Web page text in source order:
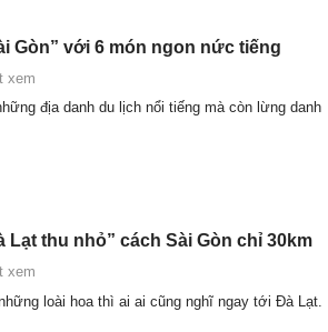
Gòn” với 6 món ngon nức tiếng
xem
địa danh du lịch nổi tiếng mà còn lừng danh
Lạt thu nhỏ” cách Sài Gòn chỉ 30km
xem
loài hoa thì ai ai cũng nghĩ ngay tới Đà Lạt.